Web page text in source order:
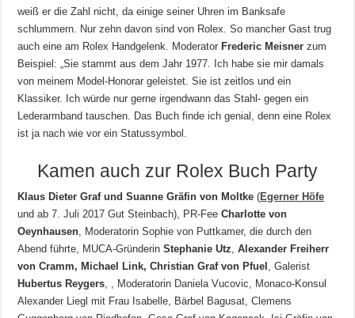
weiß er die Zahl nicht, da einige seiner Uhren im Banksafe
schlummern. Nur zehn davon sind von Rolex. So mancher Gast trug
auch eine am Rolex Handgelenk. ModeratorFrederic Meisner zum
Beispiel: „Sie stammt aus dem Jahr 1977. Ich habe sie mir damals
von meinem Model-Honorar geleistet. Sie ist zeitlos und ein
Klassiker. Ich würde nur gerne irgendwann das Stahl- gegen ein
Lederarmband tauschen. Das Buch finde ich genial, denn eine Rolex
ist ja nach wie vor ein Statussymbol.
Kamen auch zur Rolex Buch Party
Klaus Dieter Graf und Suanne Gräfin von Moltke (Egerner Höfe
und ab 7. Juli 2017 Gut Steinbach), PR-FeeCharlotte von
Oeynhausen , Moderatorin Sophie von Puttkamer, die durch den
Abend führte, MUCA-GründerinStephanie Utz ,Alexander Freiherr
von Cramm, Michael Link, Christian Graf von Pfuel , Galerist
Hubertus Reygers , , Moderatorin Daniela Vucovic, Monaco-Konsul
Alexander Liegl mit Frau Isabelle, Bärbel Bagusat, Clemens